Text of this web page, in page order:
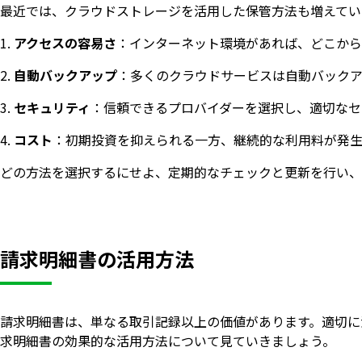
最近では、クラウドストレージを活用した保管方法も増えて
アクセスの容易さ ：インターネット環境があれば、どこか
自動バックアップ ：多くのクラウドサービスは自動バック
セキュリティ ：信頼できるプロバイダーを選択し、適切な
コスト ：初期投資を抑えられる一方、継続的な利用料が発
どの方法を選択するにせよ、定期的なチェックと更新を行い
請求明細書の活用方法
請求明細書は、単なる取引記録以上の価値があります。適切
求明細書の効果的な活用方法について見ていきましょう。